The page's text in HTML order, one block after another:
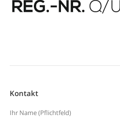
Kontakt
Ihr Name (Pflichtfeld)